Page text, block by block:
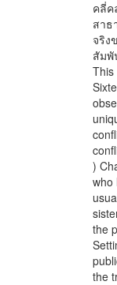
คลี่ค
สาธ
จริง
สัมพั
This
)
who
the
the